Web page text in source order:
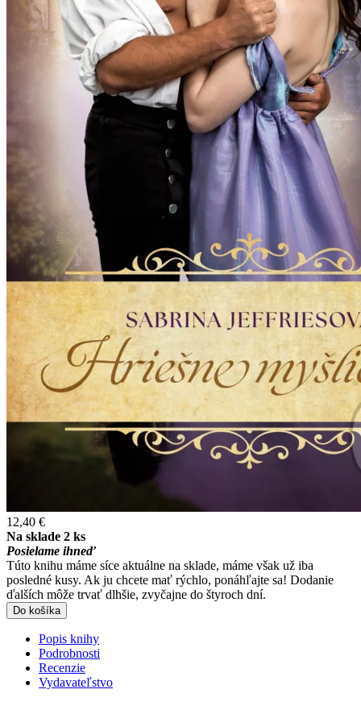
12,40 €
Na sklade 2 ks
Posielame ihneď
Túto knihu máme síce aktuálne na sklade, máme však už iba
posledné kusy. Ak ju chcete mať rýchlo, ponáhľajte sa! Dodanie
ďalších môže trvať dlhšie, zvyčajne do štyroch dní.
Do košíka
Popis knihy
Podrobnosti
Recenzie
Vydavateľstvo